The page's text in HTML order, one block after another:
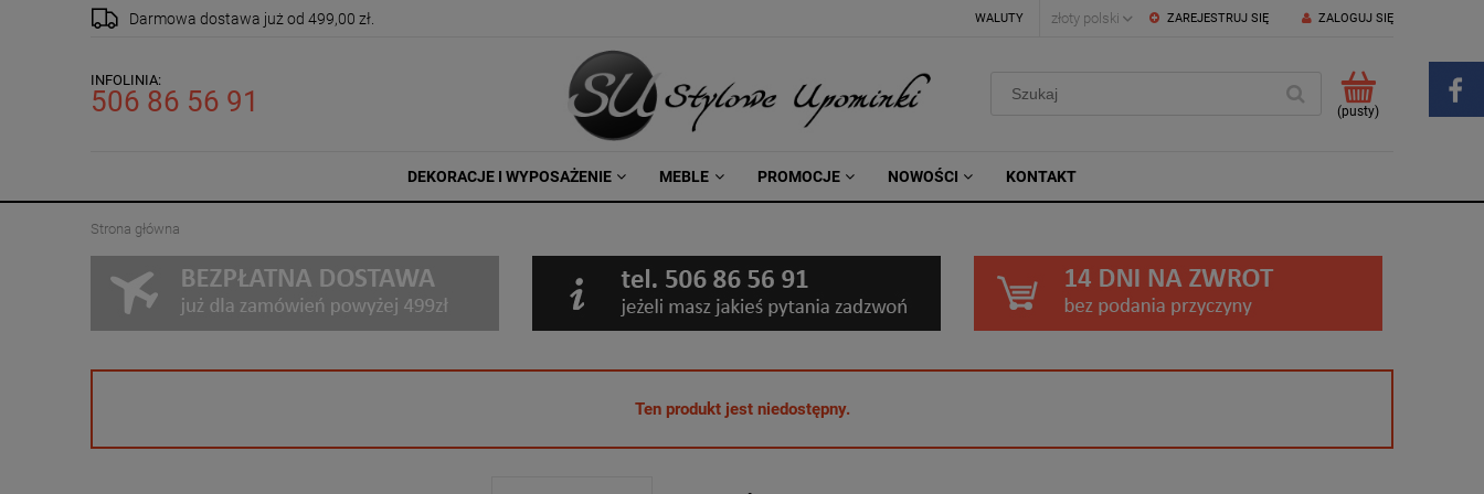
Darmowa dostawa już od 499,00 zł. ZAREJESTRUJ SIĘ ZALOGUJ SIĘ
WALUTY
INFOLINIA:
506 86 56 91 (pusty)
DEKORACJE I WYPOSAŻENIE MEBLE PROMOCJE NOWOŚCI KONTAKT
Strona główna
Ten produkt jest niedostępny.